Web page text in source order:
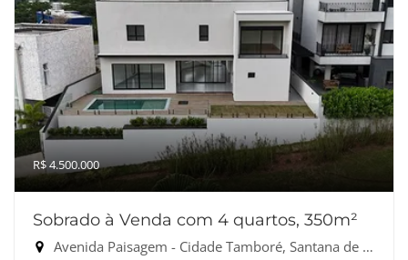
R$ 4.500.000
Sobrado à Venda com 4 quartos, 350m²
Avenida Paisagem - Cidade Tamboré, Santana de Parnaíba-SP